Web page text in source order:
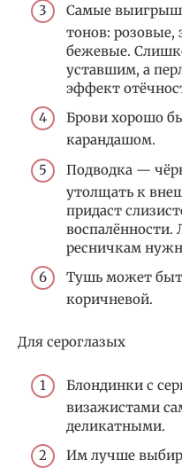
Самые
тонов: розовые,
бежевые.
уставшим, а
эффект
Брови хорошо
карандашом.
Подводка —
утолщать к
придаст
ресничкам
Тушь может
коричневой.
Для сероглазых
Блондинки с
визажистами
деликатными.
Им лучше